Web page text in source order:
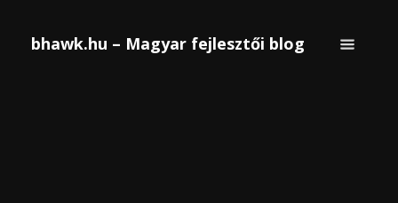
bhawk.hu – Magyar fejlesztői blog